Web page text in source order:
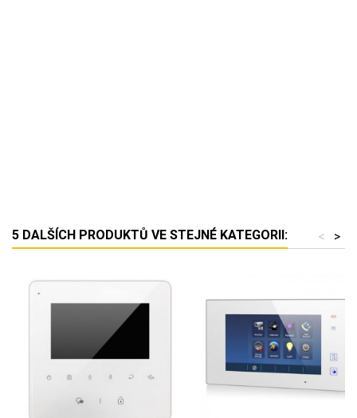
5 DALŠÍCH PRODUKTŮ VE STEJNÉ KATEGORII: >
<